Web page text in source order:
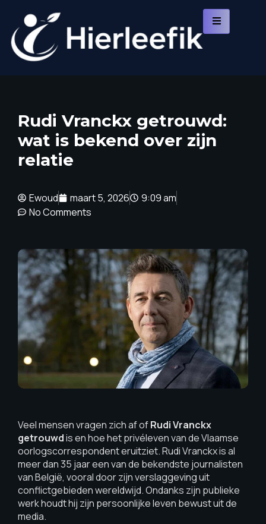
Rudi Vranckx getrouwd:
wat is bekend over zijn
relatie
Ewoud maart 5, 2026
9:09 am
No Comments
Veel mensen vragen zich af ofRudi Vranckx
getrouwdis en hoe het privéleven van de Vlaamse
oorlogscorrespondent eruitziet. Rudi Vranckx is al
meer dan 35 jaar een van de bekendste journalisten
van België, vooral door zijn verslaggeving uit
conflictgebieden wereldwijd. Ondanks zijn publieke
werk houdt hij zijn persoonlijke leven bewust uit de
media.